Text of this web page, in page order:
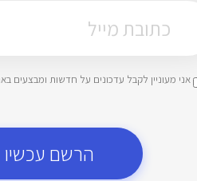
אני מעוניין לקבל עדכונים על חדשות ומבצעים
הרשם עכשיו